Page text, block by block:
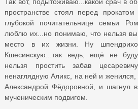
пространстве стоял перед
глубокой почитательнице семьи
люблю их...но понимаю, что нельзя
место в их жизни. Ну
Кшесинскую...так ведь, ещё не
нельзя простить забав
ненаглядную Аликс, на ней и женился,
Александрой Фёдоровной, и шагнул
мученическим подвигом.